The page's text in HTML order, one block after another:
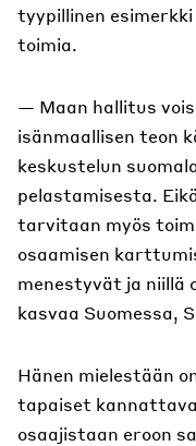
tyypillinen
toimia.
— Maan hallitus
isänmaallisen teon
keskustelun
pelastamisesta.
tarvitaan myös
osaamisen
menestyvät ja niillä
kasvaa Suomessa,
Hänen mielestään
tapaiset
osaajistaan eroon